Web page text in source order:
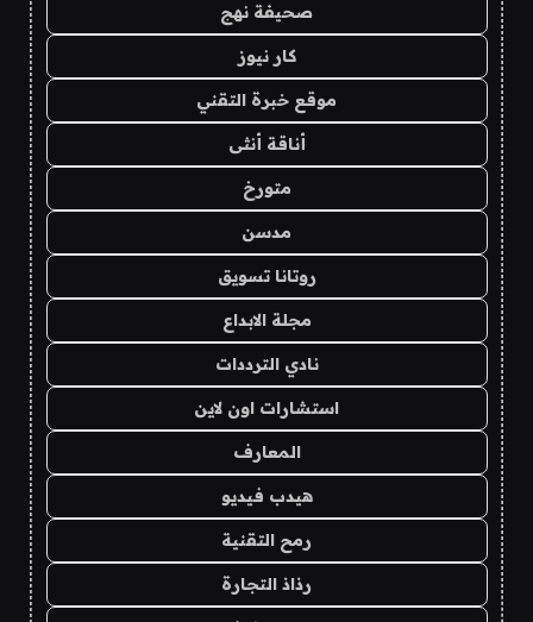
صحيفة نهج
كار نيوز
موقع خبرة التقني
أناقة أنثى
متورخ
مدسن
روتانا تسويق
مجلة الابداع
نادي الترددات
استشارات اون لاين
المعارف
هيدب فيديو
رمح التقنية
رذاذ التجارة